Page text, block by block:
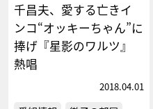
千昌夫、愛する亡きイ
ンコ“オッキーちゃん”に
捧げ『星影のワルツ』
熱唱
2018.04.01